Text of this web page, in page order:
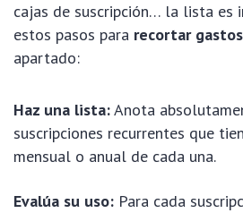
cajas de suscripción… la lista es
estos pasos para recortar
apartado:
Haz una lista:Anota
suscripciones recurrentes que
mensual o anual de cada una.
Evalúa su uso: Para cada